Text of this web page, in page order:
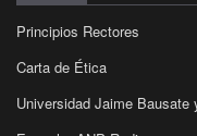
Principios Rectores
Carta de Ética
Universidad Jaime Bausate